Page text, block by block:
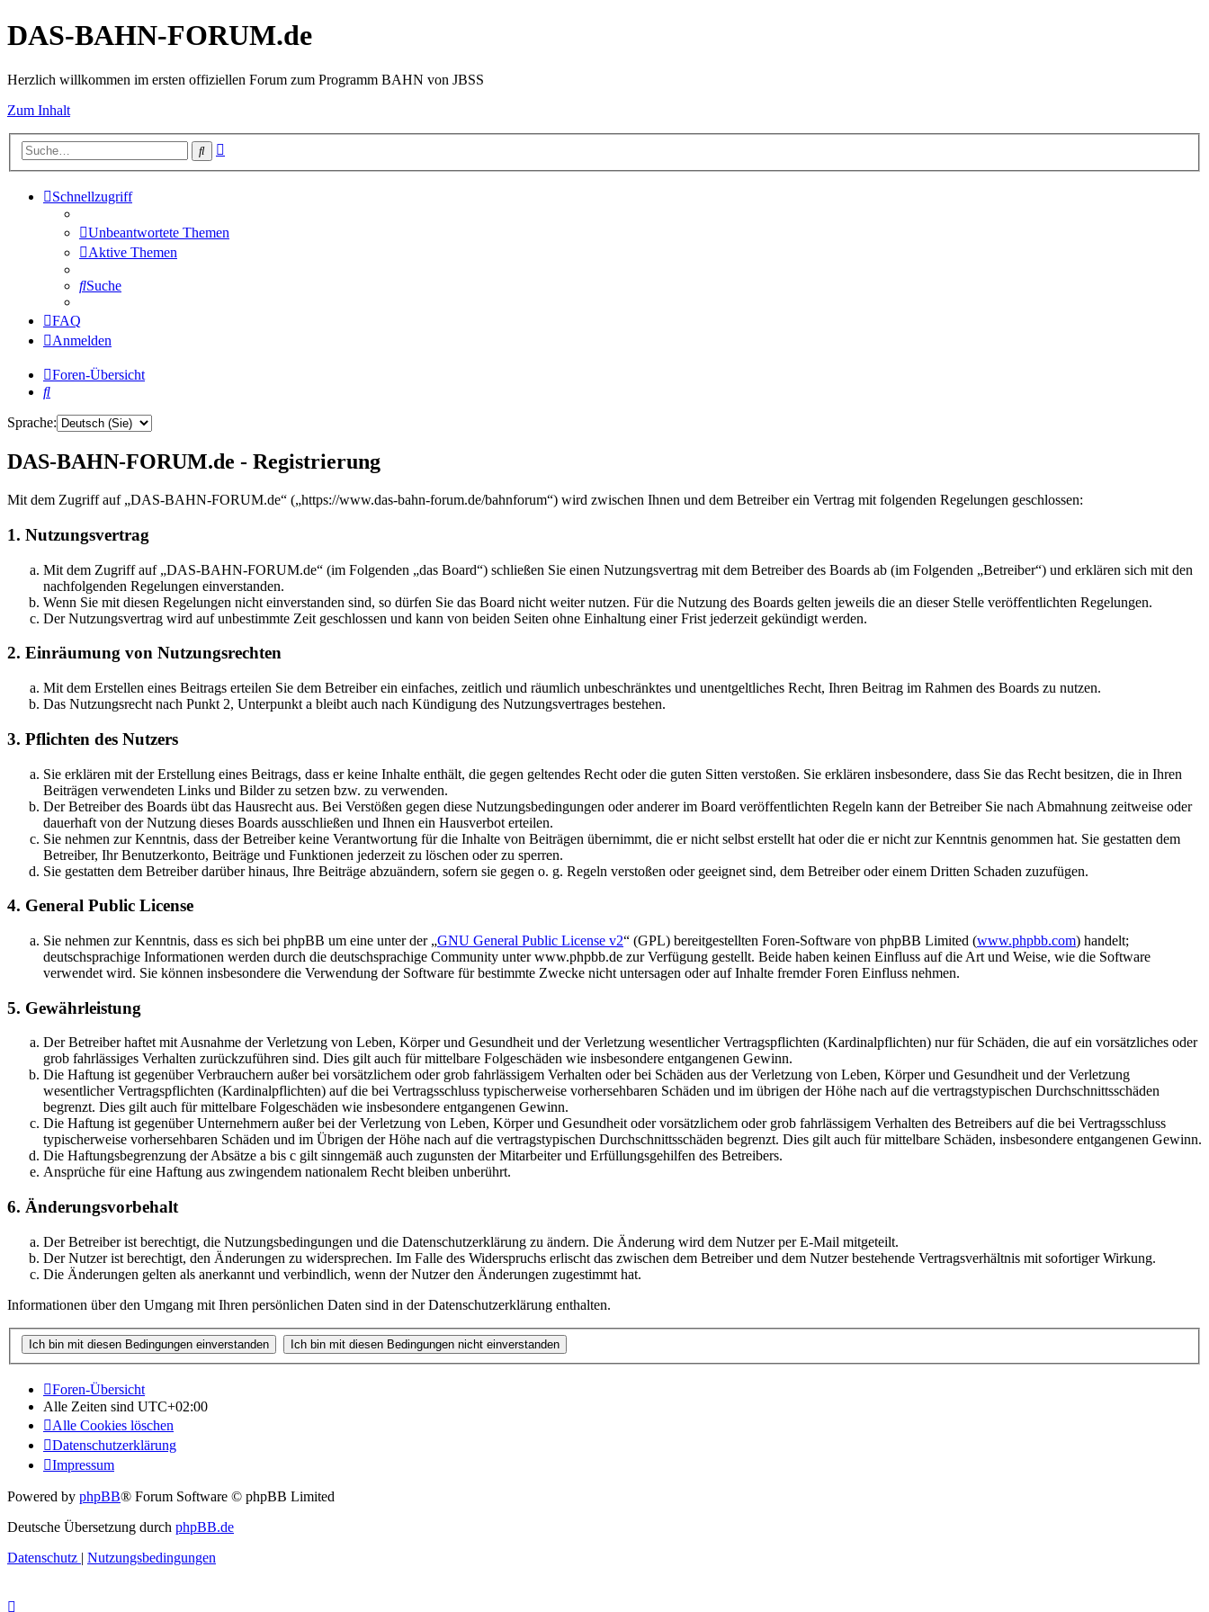
DAS-BAHN-FORUM.de
Herzlich willkommen im ersten offiziellen Forum zum Programm BAHN von JBSS
Zum Inhalt
Suche
Schnellzugriff
Unbeantwortete Themen
Aktive Themen
Suche
FAQ
Anmelden
Foren-Übersicht
Suche
Sprache:
DAS-BAHN-FORUM.de - Registrierung
Mit dem Zugriff auf „DAS-BAHN-FORUM.de“ („https://www.das-bahn-forum.de/bahnforum“) wird zwischen Ihnen und dem Betreiber ein Vertrag mit folgenden Regelungen geschlossen:
1. Nutzungsvertrag
Mit dem Zugriff auf „DAS-BAHN-FORUM.de“ (im Folgenden „das Board“) schließen Sie einen Nutzungsvertrag mit dem Betreiber des Boards ab (im Folgenden „Betreiber“) und erklären sich mit den
nachfolgenden Regelungen einverstanden.
Wenn Sie mit diesen Regelungen nicht einverstanden sind, so dürfen Sie das Board nicht weiter nutzen. Für die Nutzung des Boards gelten jeweils die an dieser Stelle veröffentlichten Regelungen.
Der Nutzungsvertrag wird auf unbestimmte Zeit geschlossen und kann von beiden Seiten ohne Einhaltung einer Frist jederzeit gekündigt werden.
2. Einräumung von Nutzungsrechten
Mit dem Erstellen eines Beitrags erteilen Sie dem Betreiber ein einfaches, zeitlich und räumlich unbeschränktes und unentgeltliches Recht, Ihren Beitrag im Rahmen des Boards zu nutzen.
Das Nutzungsrecht nach Punkt 2, Unterpunkt a bleibt auch nach Kündigung des Nutzungsvertrages bestehen.
3. Pflichten des Nutzers
Sie erklären mit der Erstellung eines Beitrags, dass er keine Inhalte enthält, die gegen geltendes Recht oder die guten Sitten verstoßen. Sie erklären insbesondere, dass Sie das Recht besitzen, die in Ihren
Beiträgen verwendeten Links und Bilder zu setzen bzw. zu verwenden.
Der Betreiber des Boards übt das Hausrecht aus. Bei Verstößen gegen diese Nutzungsbedingungen oder anderer im Board veröffentlichten Regeln kann der Betreiber Sie nach Abmahnung zeitweise oder
dauerhaft von der Nutzung dieses Boards ausschließen und Ihnen ein Hausverbot erteilen.
Sie nehmen zur Kenntnis, dass der Betreiber keine Verantwortung für die Inhalte von Beiträgen übernimmt, die er nicht selbst erstellt hat oder die er nicht zur Kenntnis genommen hat. Sie gestatten dem
Betreiber, Ihr Benutzerkonto, Beiträge und Funktionen jederzeit zu löschen oder zu sperren.
Sie gestatten dem Betreiber darüber hinaus, Ihre Beiträge abzuändern, sofern sie gegen o. g. Regeln verstoßen oder geeignet sind, dem Betreiber oder einem Dritten Schaden zuzufügen.
4. General Public License
Sie nehmen zur Kenntnis, dass es sich bei phpBB um eine unter der „GNU General Public License v2“ (GPL) bereitgestellten Foren-Software von phpBB Limited (www.phpbb.com) handelt;
deutschsprachige Informationen werden durch die deutschsprachige Community unter www.phpbb.de zur Verfügung gestellt. Beide haben keinen Einfluss auf die Art und Weise, wie die Software
verwendet wird. Sie können insbesondere die Verwendung der Software für bestimmte Zwecke nicht untersagen oder auf Inhalte fremder Foren Einfluss nehmen.
5. Gewährleistung
Der Betreiber haftet mit Ausnahme der Verletzung von Leben, Körper und Gesundheit und der Verletzung wesentlicher Vertragspflichten (Kardinalpflichten) nur für Schäden, die auf ein vorsätzliches oder
grob fahrlässiges Verhalten zurückzuführen sind. Dies gilt auch für mittelbare Folgeschäden wie insbesondere entgangenen Gewinn.
Die Haftung ist gegenüber Verbrauchern außer bei vorsätzlichem oder grob fahrlässigem Verhalten oder bei Schäden aus der Verletzung von Leben, Körper und Gesundheit und der Verletzung
wesentlicher Vertragspflichten (Kardinalpflichten) auf die bei Vertragsschluss typischerweise vorhersehbaren Schäden und im übrigen der Höhe nach auf die vertragstypischen Durchschnittsschäden
begrenzt. Dies gilt auch für mittelbare Folgeschäden wie insbesondere entgangenen Gewinn.
Die Haftung ist gegenüber Unternehmern außer bei der Verletzung von Leben, Körper und Gesundheit oder vorsätzlichem oder grob fahrlässigem Verhalten des Betreibers auf die bei Vertragsschluss
typischerweise vorhersehbaren Schäden und im Übrigen der Höhe nach auf die vertragstypischen Durchschnittsschäden begrenzt. Dies gilt auch für mittelbare Schäden, insbesondere entgangenen Gewinn.
Die Haftungsbegrenzung der Absätze a bis c gilt sinngemäß auch zugunsten der Mitarbeiter und Erfüllungsgehilfen des Betreibers.
Ansprüche für eine Haftung aus zwingendem nationalem Recht bleiben unberührt.
6. Änderungsvorbehalt
Der Betreiber ist berechtigt, die Nutzungsbedingungen und die Datenschutzerklärung zu ändern. Die Änderung wird dem Nutzer per E-Mail mitgeteilt.
Der Nutzer ist berechtigt, den Änderungen zu widersprechen. Im Falle des Widerspruchs erlischt das zwischen dem Betreiber und dem Nutzer bestehende Vertragsverhältnis mit sofortiger Wirkung.
Die Änderungen gelten als anerkannt und verbindlich, wenn der Nutzer den Änderungen zugestimmt hat.
Informationen über den Umgang mit Ihren persönlichen Daten sind in der Datenschutzerklärung enthalten.
Foren-Übersicht
Alle Zeiten sind UTC+02:00
Alle Cookies löschen
Datenschutzerklärung
Impressum
Powered by phpBB® Forum Software © phpBB Limited
Deutsche Übersetzung durch phpBB.de
Datenschutz | Nutzungsbedingungen